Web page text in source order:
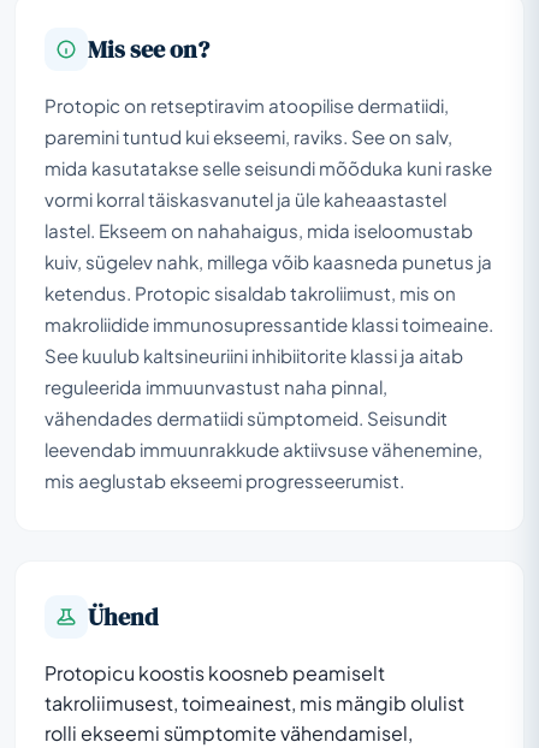
Mis see on?
Protopic on retseptiravim atoopilise dermatiidi,
paremini tuntud kui ekseemi, raviks. See on salv,
mida kasutatakse selle seisundi mõõduka kuni raske
vormi korral täiskasvanutel ja üle kaheaastastel
lastel. Ekseem on nahahaigus, mida iseloomustab
kuiv, sügelev nahk, millega võib kaasneda punetus ja
ketendus. Protopic sisaldab takroliimust, mis on
makroliidide immunosupressantide klassi toimeaine.
See kuulub kaltsineuriini inhibiitorite klassi ja aitab
reguleerida immuunvastust naha pinnal,
vähendades dermatiidi sümptomeid. Seisundit
leevendab immuunrakkude aktiivsuse vähenemine,
mis aeglustab ekseemi progresseerumist.
Ühend
Protopicu koostis koosneb peamiselt
takroliimusest, toimeainest, mis mängib olulist
rolli ekseemi sümptomite vähendamisel,